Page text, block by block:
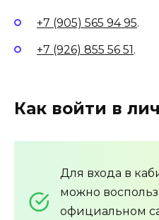
+7 (905) 565 94 95.
+7 (926) 855 56 51.
Как войти в
Для входа в
можно
официальном